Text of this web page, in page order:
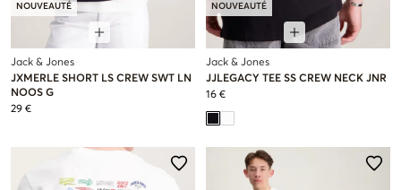
NOUVEAUTÉ
Jack & Jones
JXMERLE SHORT LS CREW SWT LN
NOOS G
29 €
NOUVEAUTÉ
Jack & Jones
JJLEGACY TEE SS CREW NECK JNR
16 €